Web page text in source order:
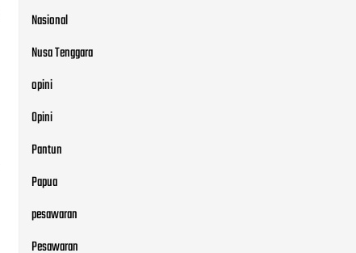
Nasional
Nusa Tenggara
opini
Opini
Pantun
Papua
pesawaran
Pesawaran